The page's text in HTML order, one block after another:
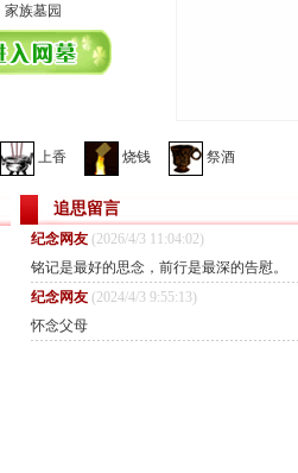
家族墓园
上香 烧钱 祭酒
追思留言
纪念网友 (2026/4/3 11:04:02)
铭记是最好的思念，前行是最深的告慰。
纪念网友 (2024/4/3 9:55:13)
怀念父母